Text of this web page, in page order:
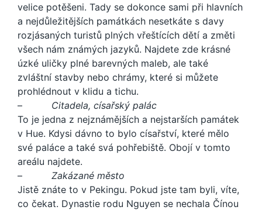
velice potěšeni. Tady se dokonce sami při hlavních
a nejdůležitějších památkách nesetkáte s davy
rozjásaných turistů plných vřeštících dětí a změti
všech nám známých jazyků. Najdete zde krásné
úzké uličky plné barevných maleb, ale také
zvláštní stavby nebo chrámy, které si můžete
prohlédnout v klidu a tichu.
– Citadela, císařský palác
To je jedna z nejznámějších a nejstarších památek
v Hue. Kdysi dávno to bylo císařství, které mělo
své paláce a také svá pohřebiště. Obojí v tomto
areálu najdete.
– Zakázané město
Jistě znáte to v Pekingu. Pokud jste tam byli, víte,
co čekat. Dynastie rodu Nguyen se nechala Čínou